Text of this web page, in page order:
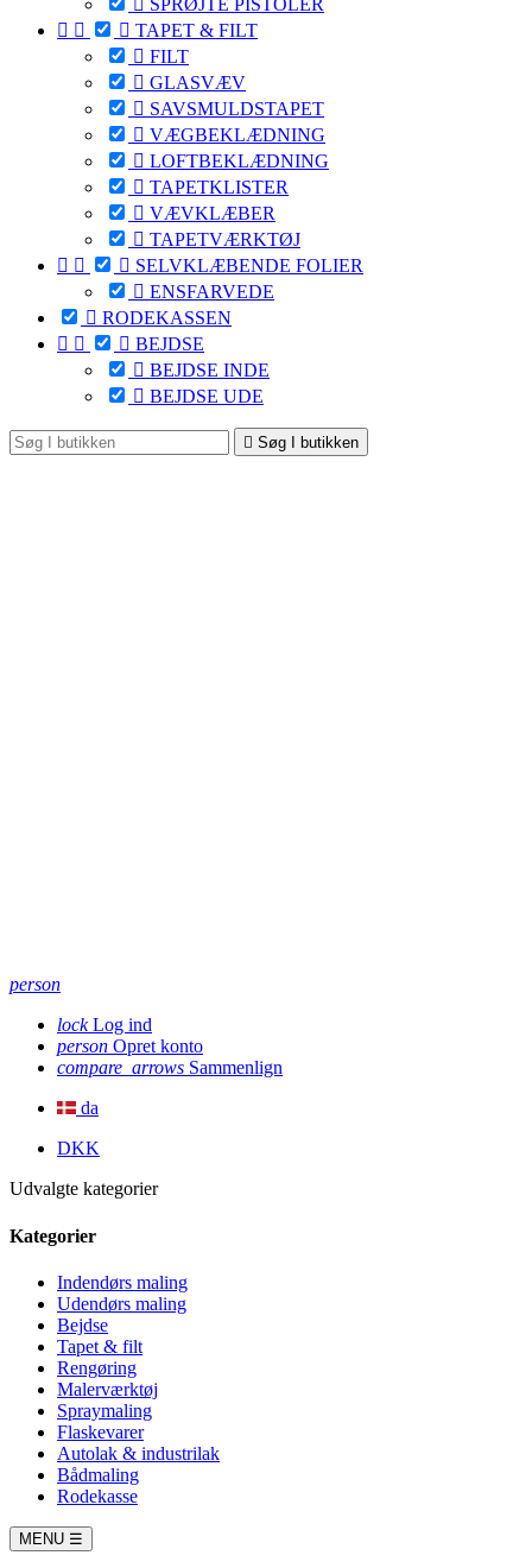
SPRØJTE PISTOLER
   TAPET & FILT
 FILT
 GLASVÆV
 SAVSMULDSTAPET
 VÆGBEKLÆDNING
 LOFTBEKLÆDNING
 TAPETKLISTER
 VÆVKLÆBER
 TAPETVÆRKTØJ
   SELVKLÆBENDE FOLIER
 ENSFARVEDE
 RODEKASSEN
   BEJDSE
 BEJDSE INDE
 BEJDSE UDE
 Søg I butikken
person
lock Log ind
person Opret konto
compare_arrows Sammenlign
da
DKK
Udvalgte kategorier
Kategorier
Indendørs maling
Udendørs maling
Bejdse
Tapet & filt
Rengøring
Malerværktøj
Spraymaling
Flaskevarer
Autolak & industrilak
Bådmaling
Rodekasse
MENU ☰